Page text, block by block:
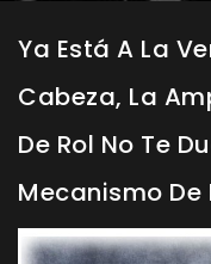
Ya Está A La
Cabeza, La
De Rol No Te
Mecanismo De